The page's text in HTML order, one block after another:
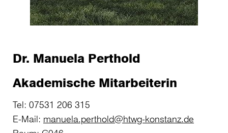
Dr. Manuela Perthold
Akademische Mitarbeiterin
Tel: 07531 206 315
E-Mail: manuela.perthold@htwg-konstanz.de